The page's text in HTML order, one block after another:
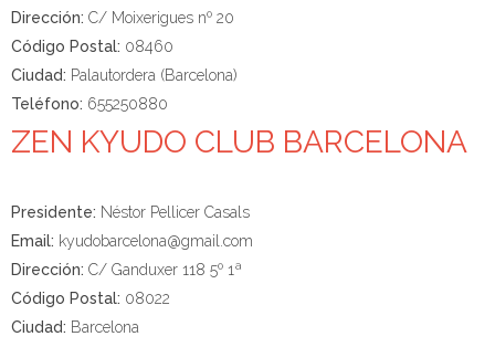
Dirección: C/ Moixerigues nº 20
Código Postal: 08460
Ciudad: Palautordera (Barcelona)
Teléfono: 655250880
ZEN KYUDO CLUB BARCELONA
Presidente: Néstor Pellicer Casals
Email: kyudobarcelona@gmail.com
Dirección: C/ Ganduxer 118 5º 1ª
Código Postal: 08022
Ciudad: Barcelona